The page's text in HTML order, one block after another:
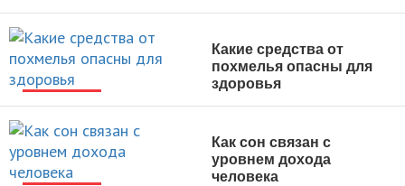
НОВОСТИ
НОВОСТИ
Какие средства от
похмелья опасны для
здоровья
Как сон связан с
уровнем дохода
человека